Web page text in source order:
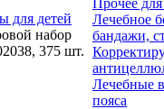
для детей
набор
375 шт.
Прочее
Лечебное
бандажи,
Лечебные
пояса